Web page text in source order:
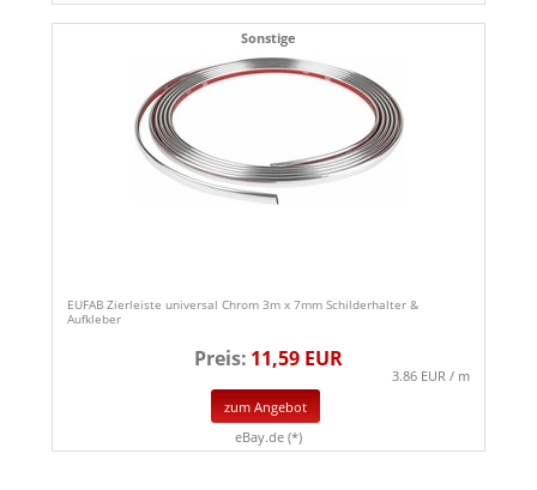
Sonstige
EUFAB Zierleiste universal Chrom 3m x 7mm Schilderhalter &
Aufkleber
Preis: 11,59 EUR
3.86 EUR / m
zum Angebot
eBay.de (*)